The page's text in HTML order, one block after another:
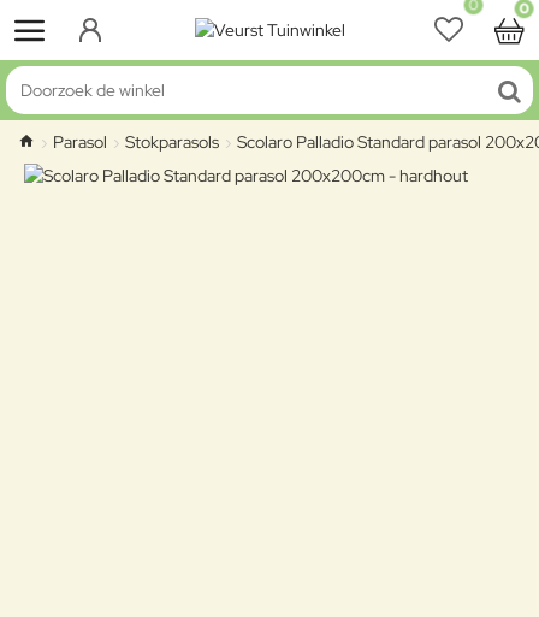
0 0
Doorzoek de winkel
home
Parasol Stokparasols Scolaro Palladio Standard parasol